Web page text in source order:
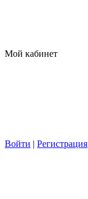
Мой кабинет
Войти | Регистрация